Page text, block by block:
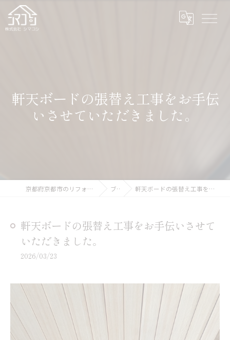
軒天ボードの張替え工事をお手伝
いさせていただきました。
京都府京都市のリフォームなら株式会社シマコシ ブログ 軒天ボードの張替え工事をお手伝いさせていただきました。
軒天ボードの張替え工事をお手伝いさせて
いただきました。
2026/03/23